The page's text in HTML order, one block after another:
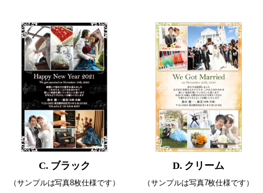
C. ブラック
（サンプルは写真8枚仕様です）
D. クリーム
（サンプルは写真7枚仕様です）